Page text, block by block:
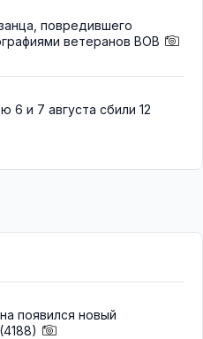
повредившего
ветеранов ВОВ
6 и 7 августа сбили 12
появился новый
(4188)